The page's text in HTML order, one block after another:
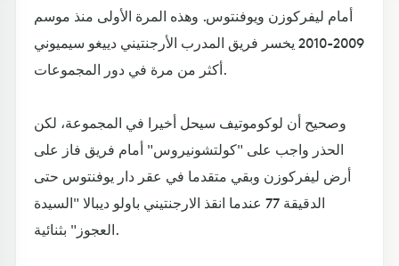
أمام ليفركوزن ويوفنتوس. وهذه المرة الأولى منذ موسم
2009-2010 يخسر فريق المدرب الأرجنتيني دييغو سيميوني
أكثر من مرة في دور المجموعات.
وصحيح أن لوكوموتيف سيحل أخيرا في المجموعة، لكن
الحذر واجب على "كولتشونيروس" أمام فريق فاز على
أرض ليفركوزن وبقي متقدما في عقر دار يوفنتوس حتى
الدقيقة 77 عندما انقذ الارجنتيني باولو ديبالا "السيدة
العجوز" بثنائية.